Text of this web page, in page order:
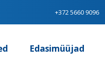
+372 5660 9096
Edasimüüjad